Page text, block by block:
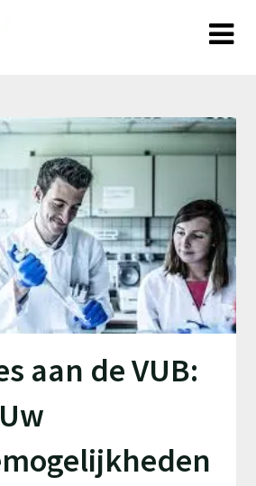
aan de VUB: